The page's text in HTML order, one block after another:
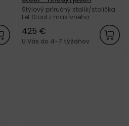
Štýlový príručný stolík/stolička
Let Stool z masívneho
tmavohnedým moreným
povrchom od dánskej značky
Normann Copenhagen.
425 €
U Vás do 4-7 týždňov